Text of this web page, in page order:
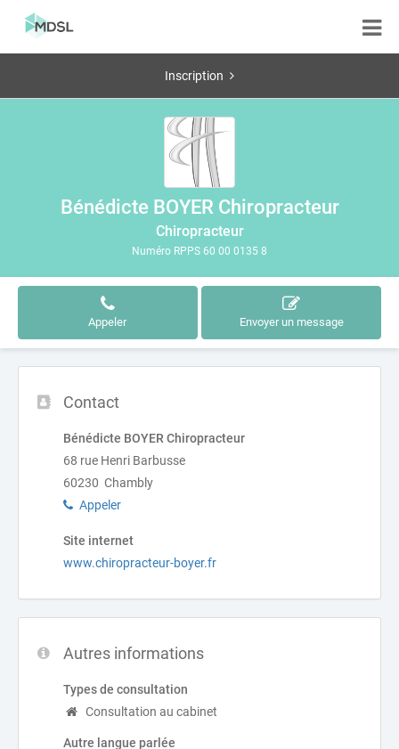
Inscription
Bénédicte BOYER Chiropracteur
Chiropracteur
Numéro RPPS 60 00 0135 8
Appeler Envoyer un message
Contact
Bénédicte BOYER Chiropracteur
68 rue Henri Barbusse
60230 Chambly
Appeler
Site internet
www.chiropracteur-boyer.fr
Autres informations
Types de consultation
Consultation au cabinet
Autre langue parlée